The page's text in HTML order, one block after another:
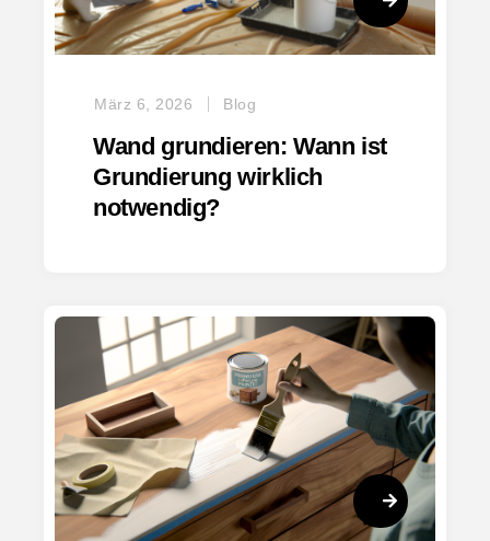
März 6, 2026 Blog
Wand grundieren: Wann ist
Grundierung wirklich
notwendig?